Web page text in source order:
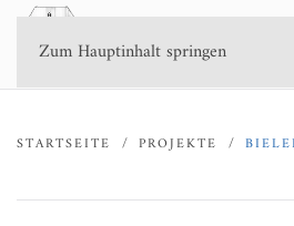
Zum Hauptinhalt springen
STARTSEITE PROJEKTE